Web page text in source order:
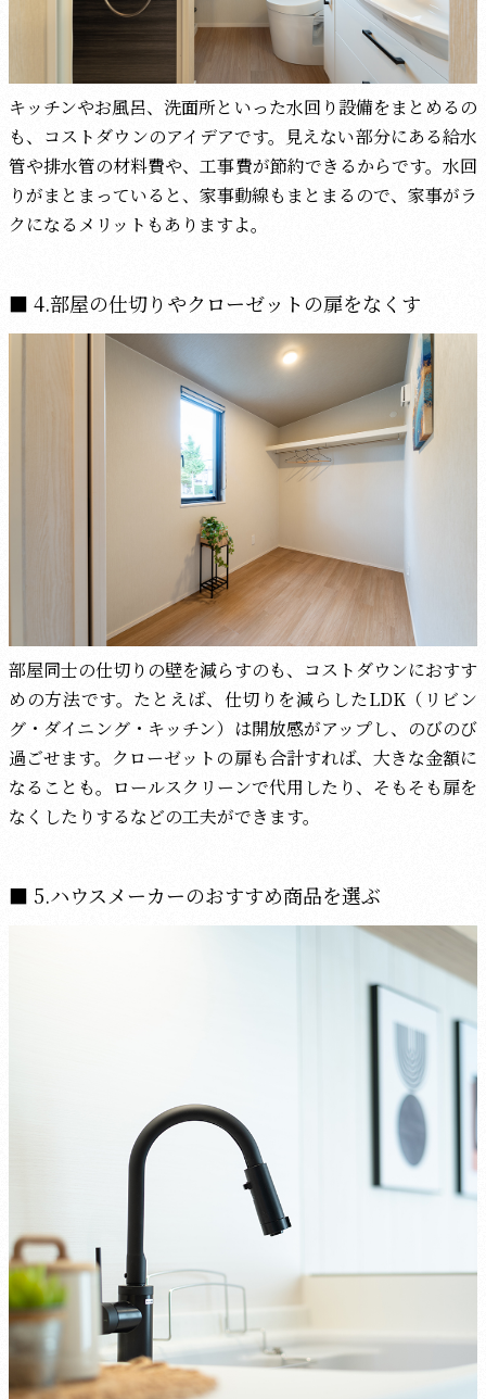
キッチンやお風呂、洗面所といった水回り設備をまとめるの
も、コストダウンのアイデアです。見えない部分にある給水
管や排水管の材料費や、工事費が節約できるからです。水回
りがまとまっていると、家事動線もまとまるので、家事がラ
クになるメリットもありますよ。
4.部屋の仕切りやクローゼットの扉をなくす
部屋同士の仕切りの壁を減らすのも、コストダウンにおすす
めの方法です。たとえば、仕切りを減らしたLDK（リビン
グ・ダイニング・キッチン）は開放感がアップし、のびのび
過ごせます。クローゼットの扉も合計すれば、大きな金額に
なることも。ロールスクリーンで代用したり、そもそも扉を
なくしたりするなどの工夫ができます。
5.ハウスメーカーのおすすめ商品を選ぶ